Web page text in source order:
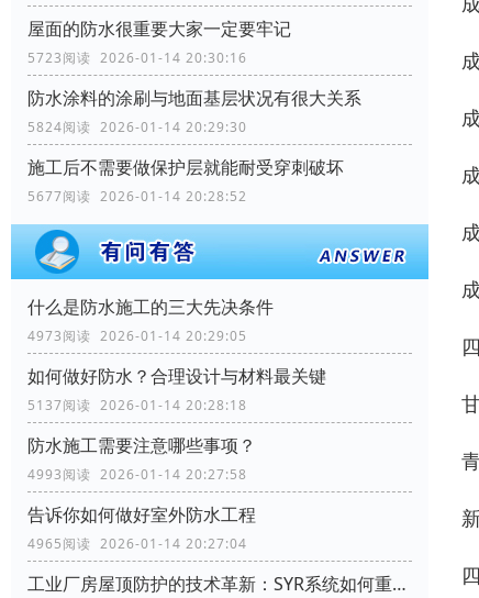
屋面的防水很重要大家一定要牢记
5723阅读 2026-01-14 20:30:16
防水涂料的涂刷与地面基层状况有很大关系
5824阅读 2026-01-14 20:29:30
施工后不需要做保护层就能耐受穿刺破坏
5677阅读 2026-01-14 20:28:52
什么是防水施工的三大先决条件
4973阅读 2026-01-14 20:29:05
如何做好防水？合理设计与材料最关键
5137阅读 2026-01-14 20:28:18
防水施工需要注意哪些事项？
4993阅读 2026-01-14 20:27:58
告诉你如何做好室外防水工程
4965阅读 2026-01-14 20:27:04
工业厂房屋顶防护的技术革新：SYR系统如何重塑行业标准